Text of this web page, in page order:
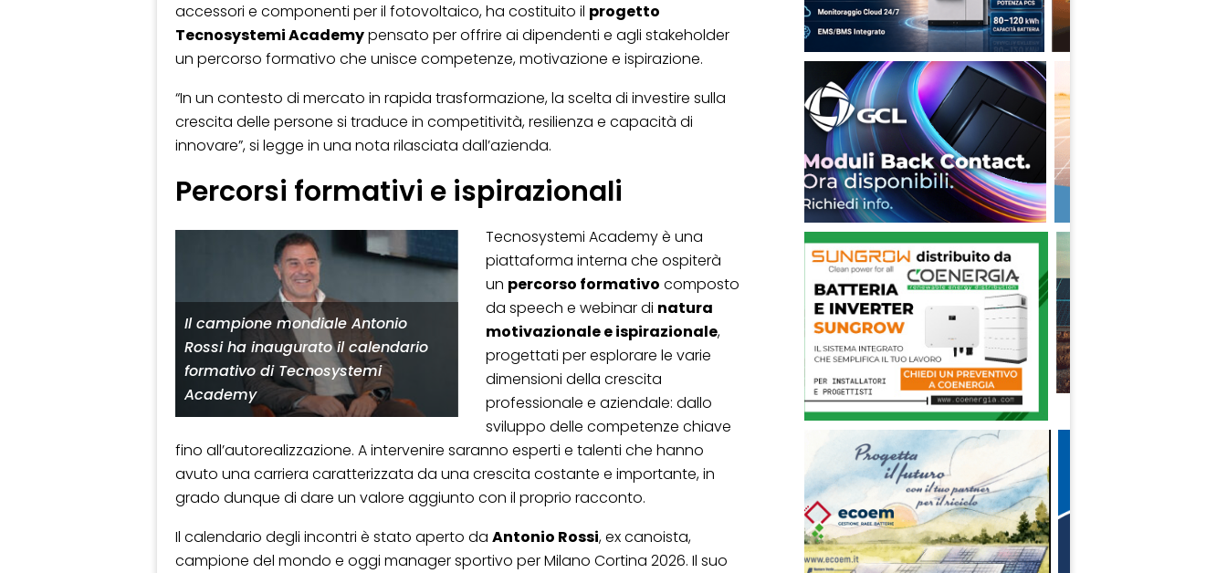
accessori e componenti per il fotovoltaico, ha costituito il progetto
Tecnosystemi Academypensato per offrire ai dipendenti e agli stakeholder
un percorso formativo che unisce competenze, motivazione e ispirazione.
“In un contesto di mercato in rapida trasformazione, la scelta di investire sulla
crescita delle persone si traduce in competitività, resilienza e capacità di
innovare”, si legge in una nota rilasciata dall’azienda.
Percorsi formativi e ispirazionali
Il campione mondiale Antonio
Rossi ha inaugurato il calendario
formativo di Tecnosystemi
Academy
Tecnosystemi Academy è una
piattaforma interna che ospiterà
un percorso formativo composto
da speech e webinar di natura
motivazionale e ispirazionale,
progettati per esplorare le varie
dimensioni della crescita
professionale e aziendale: dallo
sviluppo delle competenze chiave
fino all’autorealizzazione. A intervenire saranno esperti e talenti che hanno
avuto una carriera caratterizzata da una crescita costante e importante, in
grado dunque di dare un valore aggiunto con il proprio racconto.
Il calendario degli incontri è stato aperto da Antonio Rossi, ex canoista,
campione del mondo e oggi manager sportivo per Milano Cortina 2026. Il suo